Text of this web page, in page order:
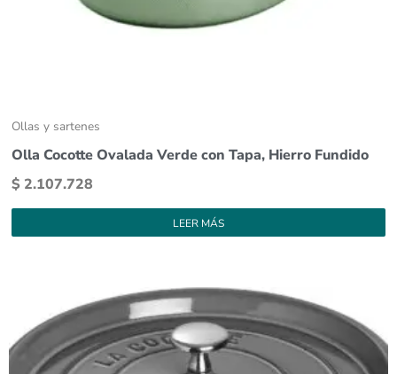
Ollas y sartenes
Olla Cocotte Ovalada Verde con Tapa, Hierro Fundido
$ 2.107.728
LEER MÁS